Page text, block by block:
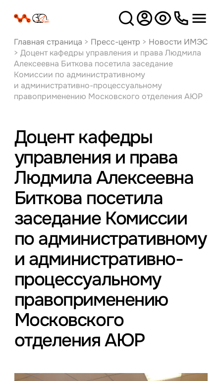
Версия
для слабовидящих
Главная страница > Пресс-центр > Новости ИМЭС
> Доцент кафедры управления и права Людмила
Алексеевна Биткова посетила заседание
Комиссии по административному
и административно-процессуальному
правоприменению Московского отделения АЮР
Доцент кафедры
управления и права
Людмила Алексеевна
Биткова посетила
заседание Комиссии
по административному
и административно-
процессуальному
правоприменению
Московского
отделения АЮР